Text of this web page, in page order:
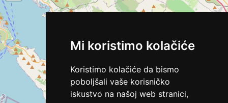
Mi koristimo kolačiće
Koristimo kolačiće da bismo
poboljšali vaše korisničko
iskustvo na našoj web stranici,